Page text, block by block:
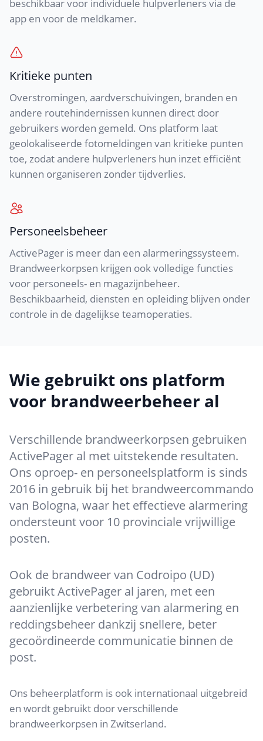
beschikbaar voor individuele hulpverleners via de
app en voor de meldkamer.
Kritieke punten
Overstromingen, aardverschuivingen, branden en
andere routehindernissen kunnen direct door
gebruikers worden gemeld. Ons platform laat
geolokaliseerde fotomeldingen van kritieke punten
toe, zodat andere hulpverleners hun inzet efficiënt
kunnen organiseren zonder tijdverlies.
Personeelsbeheer
ActivePager is meer dan een alarmeringssysteem.
Brandweerkorpsen krijgen ook volledige functies
voor personeels- en magazijnbeheer.
Beschikbaarheid, diensten en opleiding blijven onder
controle in de dagelijkse teamoperaties.
Wie gebruikt ons platform
voor brandweerbeheer al
Verschillende brandweerkorpsen gebruiken
ActivePager al met uitstekende resultaten.
Ons oproep- en personeelsplatform is sinds
2016 in gebruik bij het brandweercommando
van Bologna, waar het effectieve alarmering
ondersteunt voor 10 provinciale vrijwillige
posten.
Ook de brandweer van Codroipo (UD)
gebruikt ActivePager al jaren, met een
aanzienlijke verbetering van alarmering en
reddingsbeheer dankzij snellere, beter
gecoördineerde communicatie binnen de
post.
Ons beheerplatform is ook internationaal uitgebreid
en wordt gebruikt door verschillende
brandweerkorpsen in Zwitserland.